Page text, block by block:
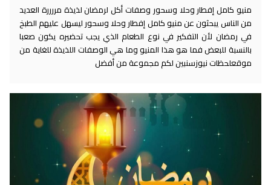
منيو كامل إفطار وحلا وسحور وصفات أكل لرمضان لذيذة مررررة العديد
من الناس يبحثون عن منيو كامل إفطار وحلا وسحور ليسهل عليهم الطبخ
في رمضان لأن التفكير في نوع الطعام الذي يجب تحضيره يكون صعبا
بالنسبة للبعض فما هو هذا المنيو وما هي الوصفات اللذيذة للغاية من
موقعلحظات نيوزسنبين لكم مجموعة من أفضل